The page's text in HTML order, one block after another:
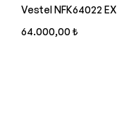
Vestel NFK64022
64.000,00 ₺